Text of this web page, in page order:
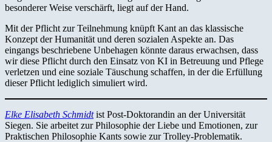
besonderer Weise verschärft, liegt auf der Hand.
Mit der Pflicht zur Teilnehmung knüpft Kant an das klassische
Konzept der Humanität und deren sozialen Aspekte an. Das
eingangs beschriebene Unbehagen könnte daraus erwachsen, dass
wir diese Pflicht durch den Einsatz von KI in Betreuung und Pflege
verletzen und eine soziale Täuschung schaffen, in der die Erfüllung
dieser Pflicht lediglich simuliert wird.
Elke Elisabeth Schmidtist Post-Doktorandin an der Universität
Siegen. Sie arbeitet zur Philosophie der Liebe und Emotionen, zur
Praktischen Philosophie Kants sowie zur Trolley-Problematik.